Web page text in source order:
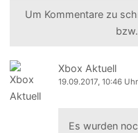
Um Kommentare zu
bzw.
Xbox Aktuell
19.09.2017, 10:46 Uhr
Es wurden